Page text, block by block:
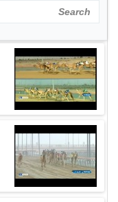
Search